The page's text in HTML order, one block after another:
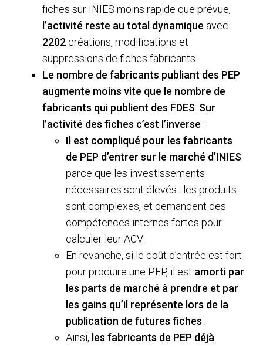
fiches sur INIES moins rapide que prévue,
l’activité reste au total dynamique avec
2202 créations, modifications et
suppressions de fiches fabricants.
Le nombre de fabricants publiant des PEP
augmente moins vite que le nombre de
fabricants qui publient des FDES. Sur
l’activité des fiches c’est l’inverse :
Il est compliqué pour les fabricants
de PEP d’entrer sur le marché d’INIES
parce que les investissements
nécessaires sont élevés : les produits
sont complexes, et demandent des
compétences internes fortes pour
calculer leur ACV.
En revanche, si le coût d’entrée est fort
pour produire une PEP, il est amorti par
les parts de marché à prendre et par
les gains qu’il représente lors de la
publication de futures fiches.
Ainsi, les fabricants de PEP déjà